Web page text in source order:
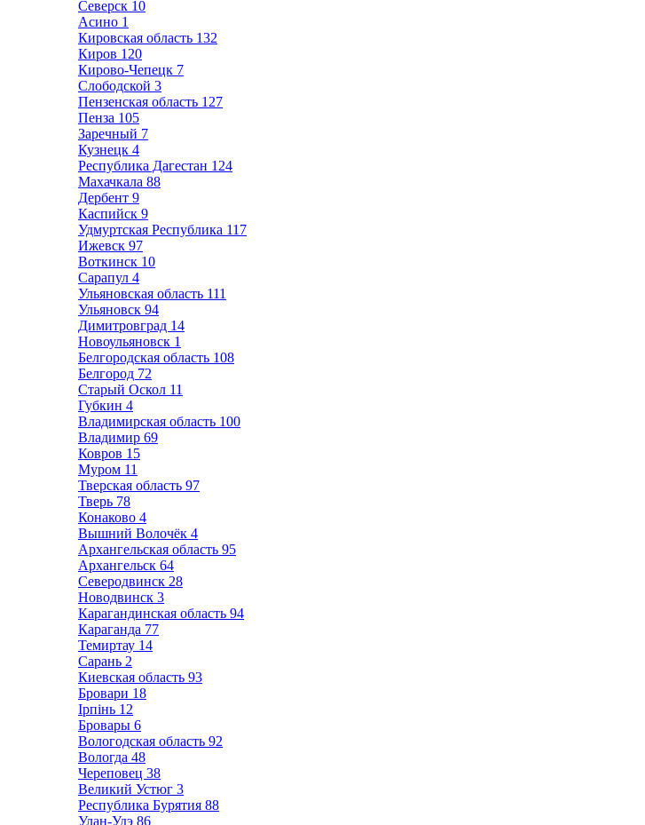
Северск 10
Асино 1
Кировская область 132
Киров 120
Кирово-Чепецк 7
Слободской 3
Пензенская область 127
Пенза 105
Заречный 7
Кузнецк 4
Республика Дагестан 124
Махачкала 88
Дербент 9
Каспийск 9
Удмуртская Республика 117
Ижевск 97
Воткинск 10
Сарапул 4
Ульяновская область 111
Ульяновск 94
Димитровград 14
Новоульяновск 1
Белгородская область 108
Белгород 72
Старый Оскол 11
Губкин 4
Владимирская область 100
Владимир 69
Ковров 15
Муром 11
Тверская область 97
Тверь 78
Конаково 4
Вышний Волочёк 4
Архангельская область 95
Архангельск 64
Северодвинск 28
Новодвинск 3
Карагандинская область 94
Караганда 77
Темиртау 14
Сарань 2
Киевская область 93
Бровари 18
Ірпінь 12
Бровары 6
Вологодская область 92
Вологда 48
Череповец 38
Великий Устюг 3
Республика Бурятия 88
Улан-Удэ 86